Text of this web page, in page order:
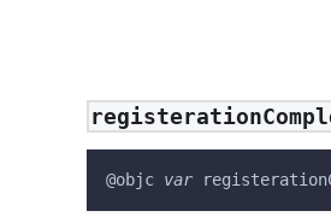
@objc var